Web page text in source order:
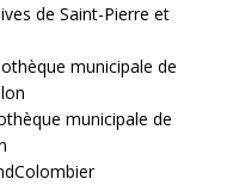
de Saint-Pierre et
municipale de
municipale de